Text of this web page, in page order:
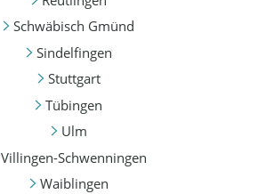
Schwäbisch Gmünd
Sindelfingen
Stuttgart
Tübingen
Ulm
Villingen-Schwenningen
Waiblingen